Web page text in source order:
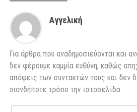
Αγγελική
Για άρθρα που αναδημοσιεύονται και
δεν φέρουμε καμμία ευθύνη, καθώς
απόψεις των συντακτών τους και δεν
οιονδήποτε τρόπο την ιστοσελίδα.